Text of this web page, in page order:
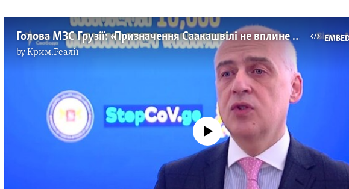
Голова МЗС Грузії: «Призначення Саакашвілі не вплине на дипвідносини України та Грузії» – відео
byКрим.Реалії
No media source currently available